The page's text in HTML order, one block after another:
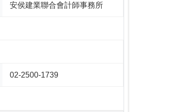
安侯建業聯合會計師事務所
02-2500-1739